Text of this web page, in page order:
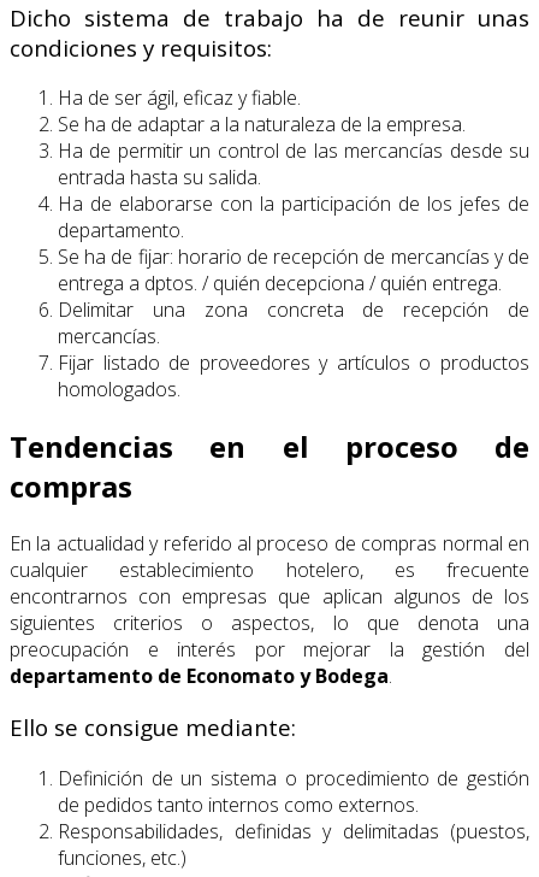
Dicho sistema de trabajo ha de reunir unas
condiciones y requisitos:
Ha de ser ágil, eficaz y fiable.
Se ha de adaptar a la naturaleza de la empresa.
Ha de permitir un control de las mercancías desde su
entrada hasta su salida.
Ha de elaborarse con la participación de los jefes de
departamento.
Se ha de fijar: horario de recepción de mercancías y de
entrega a dptos. / quién decepciona / quién entrega.
Delimitar una zona concreta de recepción de
mercancías.
Fijar listado de proveedores y artículos o productos
homologados.
Tendencias en el proceso de
compras
En la actualidad y referido al proceso de compras normal en
cualquier establecimiento hotelero, es frecuente
encontrarnos con empresas que aplican algunos de los
siguientes criterios o aspectos, lo que denota una
preocupación e interés por mejorar la gestión del
departamento de Economato y Bodega.
Ello se consigue mediante:
Definición de un sistema o procedimiento de gestión
de pedidos tanto internos como externos.
Responsabilidades, definidas y delimitadas (puestos,
funciones, etc.)